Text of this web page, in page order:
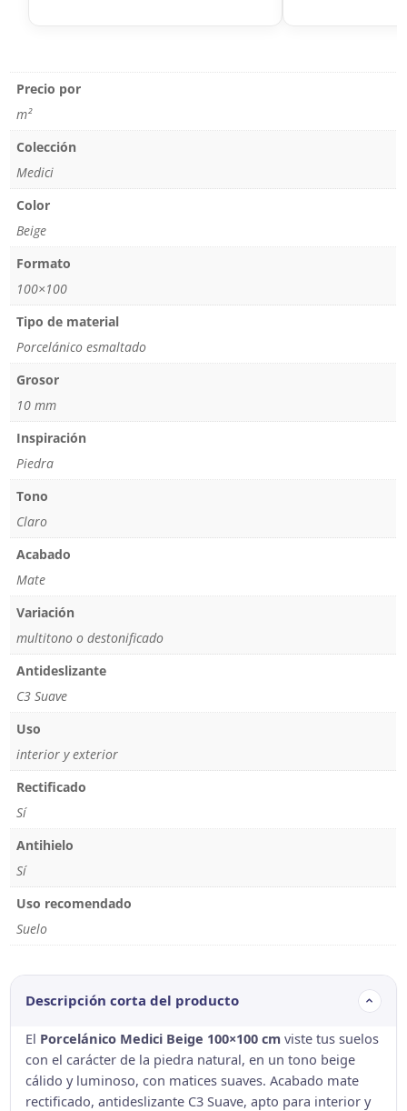
Precio por
m²
Colección
Medici
Color
Beige
Formato
100×100
Tipo de material
Porcelánico esmaltado
Grosor
10 mm
Inspiración
Piedra
Tono
Claro
Acabado
Mate
Variación
multitono o destonificado
Antideslizante
C3 Suave
Uso
interior y exterior
Rectificado
Sí
Antihielo
Sí
Uso recomendado
Suelo
Descripción corta del producto
El Porcelánico Medici Beige 100×100 cm viste tus suelos
con el carácter de la piedra natural, en un tono beige
cálido y luminoso, con matices suaves. Acabado mate
rectificado, antideslizante C3 Suave, apto para interior y